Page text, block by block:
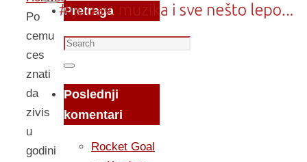
Po
cemu
ces
znati
da
zivis
u
godini
Pretraga
Search
for:
Search
Poslednji
komentari
Rocket Goal